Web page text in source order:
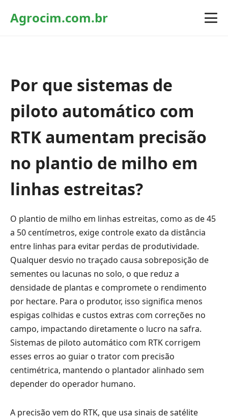
Agrocim.com.br
Por que sistemas de
piloto automático com
RTK aumentam precisão
no plantio de milho em
linhas estreitas?
O plantio de milho em linhas estreitas, como as de 45
a 50 centímetros, exige controle exato da distância
entre linhas para evitar perdas de produtividade.
Qualquer desvio no traçado causa sobreposição de
sementes ou lacunas no solo, o que reduz a
densidade de plantas e compromete o rendimento
por hectare. Para o produtor, isso significa menos
espigas colhidas e custos extras com correções no
campo, impactando diretamente o lucro na safra.
Sistemas de piloto automático com RTK corrigem
esses erros ao guiar o trator com precisão
centimétrica, mantendo o plantador alinhado sem
depender do operador humano.
A precisão vem do RTK, que usa sinais de satélite